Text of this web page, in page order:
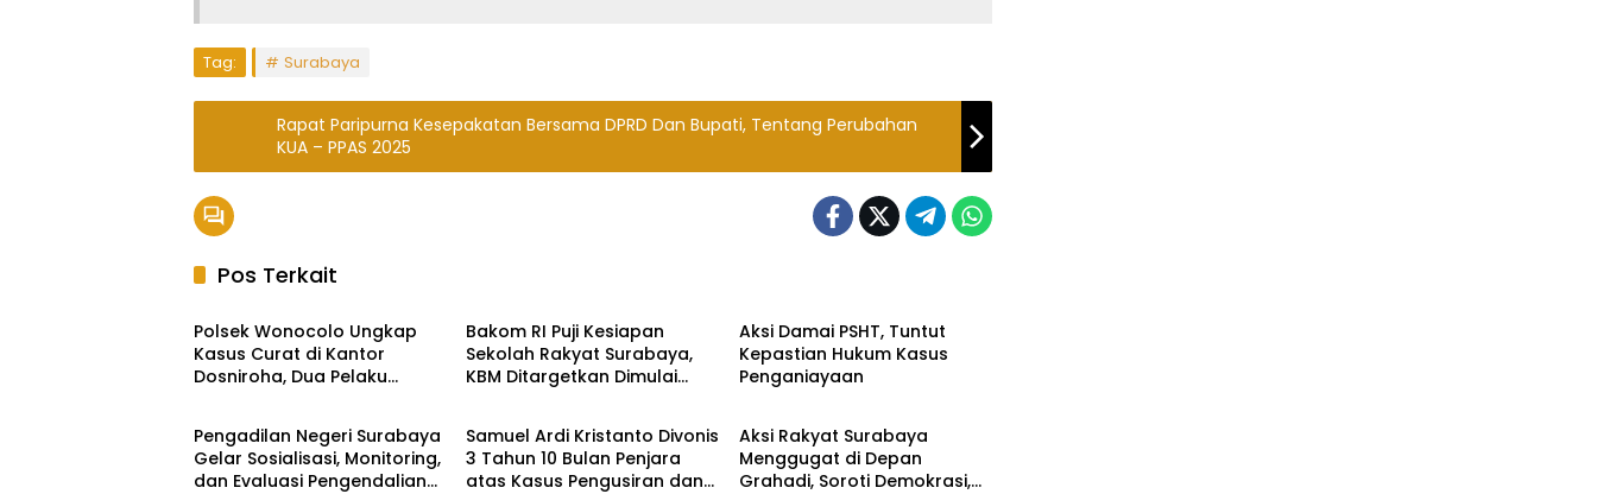
Tag: Surabaya
Rapat Paripurna Kesepakatan Bersama DPRD Dan Bupati, Tentang Perubahan
KUA – PPAS 2025
Pos Terkait
Hukum Kriminal
Polsek Wonocolo Ungkap
Kasus Curat di Kantor
Dosniroha, Dua Pelaku
Bakom RI Puji Kesiapan
Sekolah Rakyat Surabaya,
KBM Ditargetkan Dimulai
Aksi Damai PSHT, Tuntut
Kepastian Hukum Kasus
Penganiayaan
Infrastruktur
Pengadilan Negeri Surabaya
Gelar Sosialisasi, Monitoring,
dan Evaluasi Pengendalian
Headline
Samuel Ardi Kristanto Divonis
3 Tahun 10 Bulan Penjara
atas Kasus Pengusiran dan
Headline
Aksi Rakyat Surabaya
Menggugat di Depan
Grahadi, Soroti Demokrasi,